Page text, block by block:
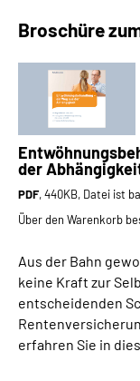
Broschüre
der
PDF, 440KB, Datei ist
Über den Warenkorb
Aus der Bahn
keine Kraft zur
entscheidenden
erfahren Sie in